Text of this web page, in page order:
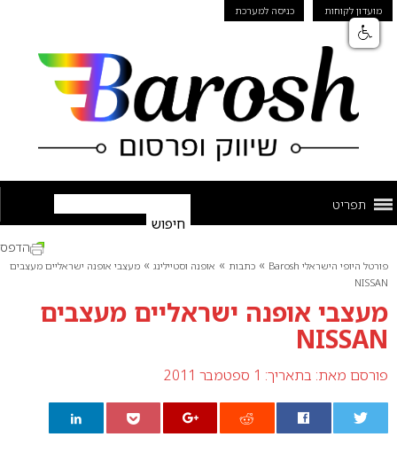
מועדון לקוחות כניסה למערכת
תפריט
פורטל היופי הישראלי Barosh » כתבות » אופנה וסטיילינג » מעצבי אופנה ישראליים מעצבים
NISSAN
מעצבי אופנה ישראליים מעצבים
NISSAN
פורסם מאת: בתאריך: 1 ספטמבר 2011
הדפס